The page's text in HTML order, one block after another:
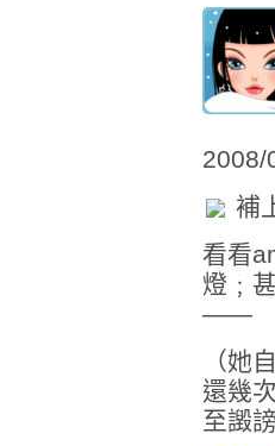
2008/
補
看看
燈﹔
——
（她
還幾
至譭